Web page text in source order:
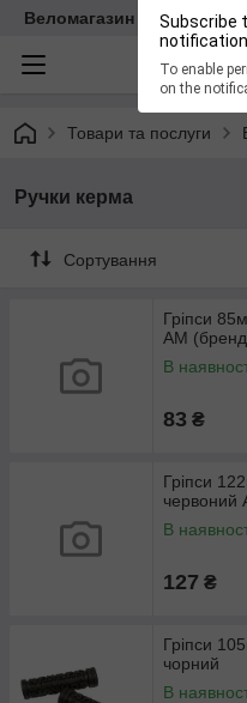
Subscribe
To enable
on the
Веломагазин EasyBike
Товари та послуги
Ручки керма
Сортування
Гріпси
AM
В
83 ₴
Гріпси
червоний
В
127 ₴
Гріпси
чорний
В